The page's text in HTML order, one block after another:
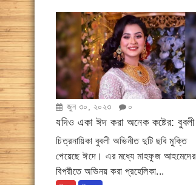
জুন ৩০, ২০২৩ ০
যদিও একা ঈদ করা অনেক কষ্টের: বুবলী
চিত্রনায়িকা বুবলী অভিনীত দুটি ছবি মুক্তি
পেয়েছে ঈদে। এর মধ্যে মাহফুজ আহমেদের
বিপরীতে অভিনয় করা প্রহেলিকা...